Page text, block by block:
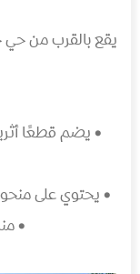
يقع بالقرب من حي
• يضم قطعًا
• يحتوي على
•